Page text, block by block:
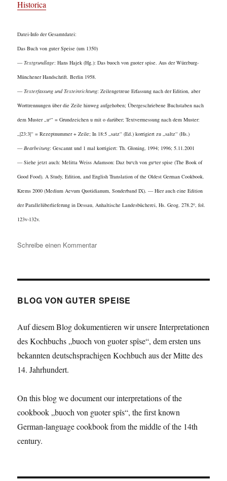
Historica
Datei-Info der Gesamtdatei:
Das Buch von guter Speise (um 1350)
—Textgrundlage: Hans Hajek (Hg.): Das buoch von guoter spise. Aus der Würzburg-
Münchener Handschrift. Berlin 1958.
—Texterfassung und Texteinrichtung: Zeilengetreue Erfassung nach der Edition, aber
Worttrennungen über die Zeile hinweg aufgehoben; Übergeschriebene Buchstaben nach
dem Muster „uo“ = Grundzeichen u mit o darüber; Textvermessung nach dem Muster:
„|23:3|“ = Rezeptnummer + Zeile; In 18:5 „satz“ (Ed.) korrigiert zu „saltz“ (Hs.)
—Bearbeitung: Gescannt und 1 mal korrigiert: Th. Gloning, 1994; 1996; 5.11.2001
— Siehe jetzt auch: Melitta Weiss Adamson: Daz buoch von guoter spise (The Book of
Good Food). A Study, Edition, and English Translation of the Oldest German Cookbook.
Krems 2000 (Medium Aevum Quotidianum, Sonderband IX). — Hier auch eine Edition
der Parallelüberlieferung in Dessau, Anhaltische Landesbücherei, Hs. Geog. 278.2o, fol.
123v-132v.
Schreibe einen Kommentarzu
4|
Hühner
BLOG VON GUTER SPEISE
Auf diesem Blog dokumentieren wir unsere Interpretationen
des Kochbuchs „buoch von guoter spîse“, dem ersten uns
bekannten deutschsprachigen Kochbuch aus der Mitte des
14. Jahrhundert.
On this blog we document our interpretations of the
cookbook „buoch von guoter spîs“, the first known
German-language cookbook from the middle of the 14th
century.